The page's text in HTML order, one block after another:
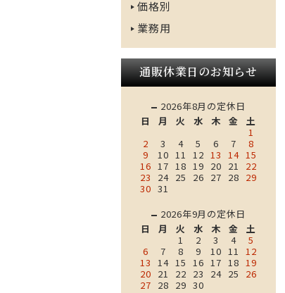
価格別
業務用
通販休業日のお知らせ
2026年8月の定休日
日
月 火 水 木 金
土
1
2
3 4 5 6 7
8
9
10 11 12 13 14 15
16 17 18 19 20 21
22
23
24 25 26 27 28 29
30 31
2026年9月の定休日
日
月 火 水 木 金
土
1
2 3 4
5
6
7 8 9 10 11 12
13 14 15 16 17 18 19
20 21 22 23 24 25
26
27 28 29 30